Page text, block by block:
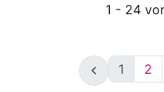
1 - 24
 1 2